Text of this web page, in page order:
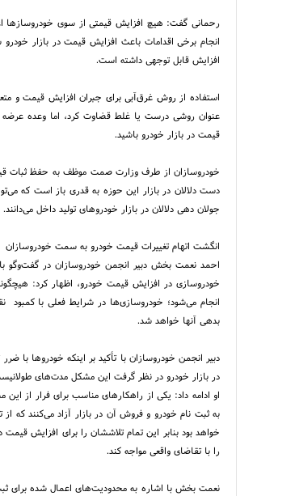
رحمانی گفت: هیچ افزایش قیمتی از سوی خودروساز‌ها
انجام برخی اقدامات باعث افزایش قیمت در بازار
افزایش قابل توجهی داشته است.
استفاده از روش غرق‌آبی برای جبران افزایش قیمت و
عنوان روشی درست یا غلط قضاوت کرد، اما وعده عرضه
قیمت در بازار خودرو باشید.
خودروسازان از طرف وزارت صمت موظف به حفظ ثبات
دست دلالان در بازار این حوزه به قدری باز است که
جولان دهی دلالان در بازار خودرو‌های تولید داخل می‌دانند.
انگشت اتهام تغییرات قیمت خودرو به سمت خودروسازان
احمد نعمت‌ بخش دبیر انجمن خودروسازان در گفت‌وگو با
خودروسازی در افزایش قیمت خودرو، اظهار کرد:
انجام می‌شود؛ خودروسازی‌ها در شرایط فعلی با کمبود
بدهی آنها خواهد شد.
دبیر انجمن خودروسازان با تأکید بر اینکه خودرو‌ها با
در بازار خودرو در نظر گرفت این مشکل مدت‌های طولانیست که در کشور وجود
او ادامه داد: یکی از راهکارهای مناسب برای فرار از
به ثبت نام خودرو و فروش آن در بازار آزاد می‌کنند که
خواهد بود بنابر این تمام تلاششان را برای افزایش
را با تقاضای واقعی مواجه کند.
نعمت بخش با اشاره به محدودیت‌های اعمال شده برای